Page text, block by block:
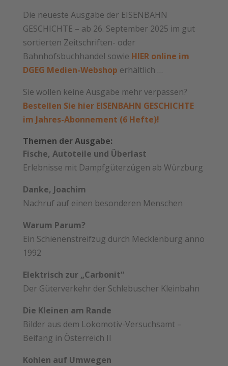
Die neueste Ausgabe der EISENBAHN
GESCHICHTE – ab 26. September 2025 im gut
sortierten Zeitschriften- oder
Bahnhofsbuchhandel sowie HIER online im
DGEG Medien-Webshop erhältlich …
Sie wollen keine Ausgabe mehr verpassen?
Bestellen Sie hier EISENBAHN GESCHICHTE
im Jahres-Abonnement (6 Hefte)!
Themen der Ausgabe:
Fische, Autoteile und Überlast
Erlebnisse mit Dampfgüterzügen ab Würzburg
Danke, Joachim
Nachruf auf einen besonderen Menschen
Warum Parum?
Ein Schienenstreifzug durch Mecklenburg anno
1992
Elektrisch zur „Carbonit“
Der Güterverkehr der Schlebuscher Kleinbahn
Die Kleinen am Rande
Bilder aus dem Lokomotiv-Versuchsamt –
Beifang in Österreich II
Kohlen auf Umwegen